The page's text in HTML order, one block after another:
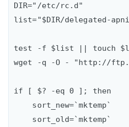
DIR="/etc/rc.d"
list="$DIR/delegated-
test -f $list || touch
wget -q -O - "http://
if [ $? -eq 0 ]; then
    sort_new=`mktemp`
    sort_old=`mktemp`